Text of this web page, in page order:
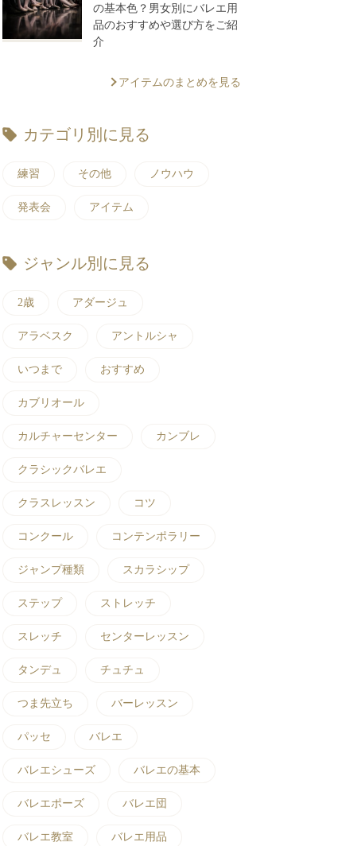
の基本色？男女別にバレエ用
品のおすすめや選び方をご紹
介
アイテムのまとめを見る
カテゴリ別に見る
練習 その他 ノウハウ
発表会 アイテム
ジャンル別に見る
2歳 アダージュ
アラベスク アントルシャ
いつまで おすすめ
カブリオール
カルチャーセンター カンブレ
クラシックバレエ
クラスレッスン コツ
コンクール コンテンポラリー
ジャンプ種類 スカラシップ
ステップ ストレッチ
スレッチ センターレッスン
タンデュ チュチュ
つま先立ち バーレッスン
パッセ バレエ
バレエシューズ バレエの基本
バレエポーズ バレエ団
バレエ教室 バレエ用品